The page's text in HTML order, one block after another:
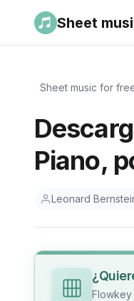
Sheet
Sheet music for
Piano,
Leonard
Flowkey